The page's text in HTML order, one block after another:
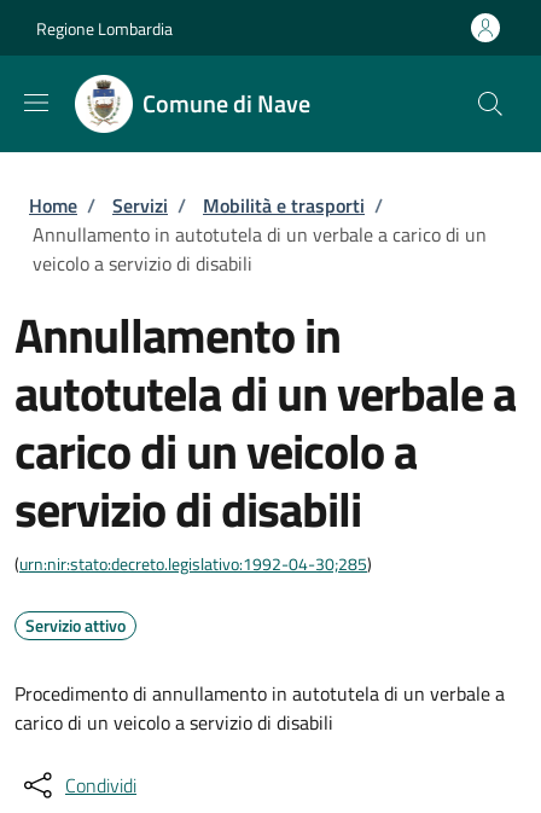
Regione Lombardia
Comune di Nave
Briciole di pane
Home / Servizi / Mobilità e trasporti /
Annullamento in autotutela di un verbale a carico di un
veicolo a servizio di disabili
Annullamento in
autotutela di un verbale a
carico di un veicolo a
servizio di disabili
(urn:nir:stato:decreto.legislativo:1992-04-30;285)
Servizio attivo
Procedimento di annullamento in autotutela di un verbale a
carico di un veicolo a servizio di disabili
Condividi